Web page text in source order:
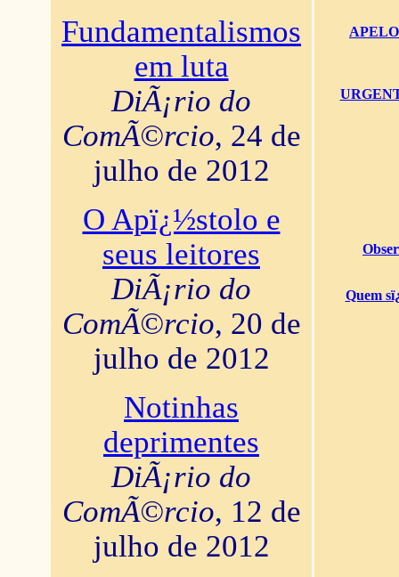
Fundamentalismos
em luta
DiÃ¡rio do
ComÃ©rcio, 24 de
julho de 2012
O Apï¿½stolo e
seus leitores
DiÃ¡rio do
ComÃ©rcio, 20 de
julho de 2012
Notinhas
deprimentes
DiÃ¡rio do
ComÃ©rcio, 12 de
julho de 2012
Quem